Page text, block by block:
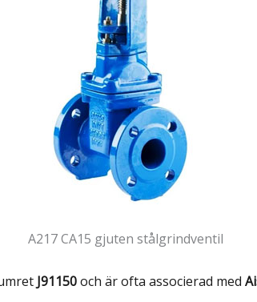
A217 CA15 gjuten stålgrindventil
J91150och är ofta associerad med